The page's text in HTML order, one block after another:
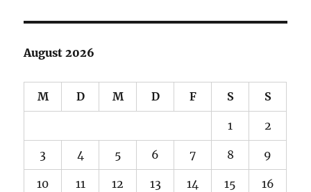
August 2026
M D M D F S S
1 2
3 4 5 6 7 8 9
10 11 12 13 14 15 16